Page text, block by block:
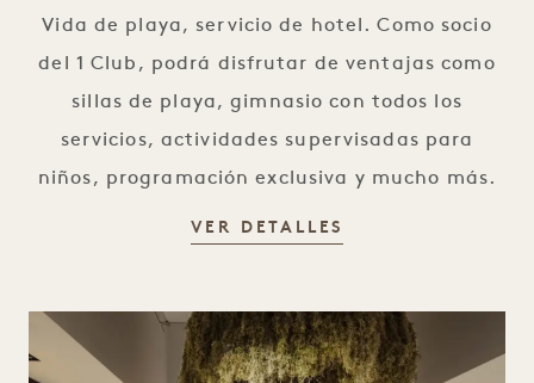
Vida de playa, servicio de hotel. Como socio
del 1 Club, podrá disfrutar de ventajas como
sillas de playa, gimnasio con todos los
servicios, actividades supervisadas para
niños, programación exclusiva y mucho más.
VER DETALLES